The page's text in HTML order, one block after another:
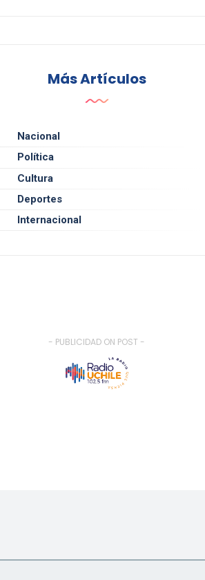
Más Artículos
Nacional
Política
Cultura
Deportes
Internacional
- PUBLICIDAD ON POST -